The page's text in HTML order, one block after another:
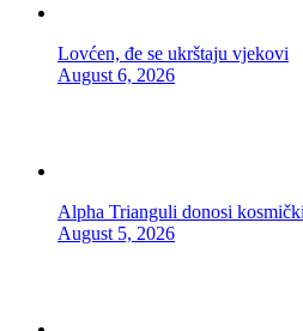
Lovćen, đe se ukrštaju vjekovi
August 6, 2026
Alpha Trianguli donosi
August 5, 2026